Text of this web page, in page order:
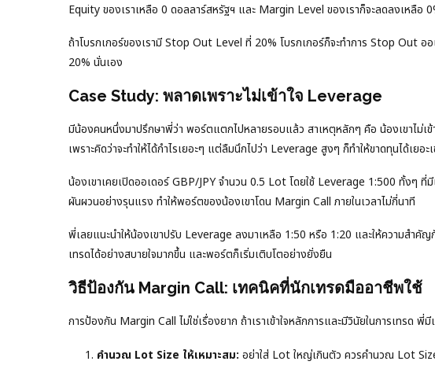
Equity ของเราเหลือ 0 ดอลลาร์สหรัฐฯ และ Margin Level ของเราก็จะลดลงเหลือ
ถ้าโบรกเกอร์ของเรามี Stop Out Level ที่ 20% โบรกเกอร์ก็จะทำการ Stop Out อ
20% นั่นเอง
Case Study: พลาดเพราะไม่เข้าใจ Leverage
มีน้องคนหนึ่งมาปรึกษาพี่ว่า พอร์ตแตกไปหลายรอบแล้ว สาเหตุหลักๆ คือ น้องเขาไม่เ
เพราะคิดว่าจะทำให้ได้กำไรเยอะๆ แต่ลืมนึกไปว่า Leverage สูงๆ ก็ทำให้ขาดทุนได้เยอะ
น้องเขาเคยเปิดออเดอร์ GBP/JPY จำนวน 0.5 Lot โดยใช้ Leverage 1:500 ทั้งๆ
ผันผวนอย่างรุนแรง ทำให้พอร์ตของน้องเขาโดน Margin Call ภายในเวลาไม่กี่นาที
พี่เลยแนะนำให้น้องเขาปรับ Leverage ลงมาเหลือ 1:50 หรือ 1:20 และให้ความสำคัญ
เทรดได้อย่างสบายใจมากขึ้น และพอร์ตก็เริ่มเติบโตอย่างยั่งยืน
วิธีป้องกัน Margin Call: เทคนิคที่นักเทรดมืออาชีพใช้
การป้องกัน Margin Call ไม่ใช่เรื่องยาก ถ้าเราเข้าใจหลักการและมีวินัยในการเทรด พี่
คำนวณ Lot Size ให้เหมาะสม: อย่าใส่ Lot ใหญ่เกินตัว ควรคำนวณ Lot